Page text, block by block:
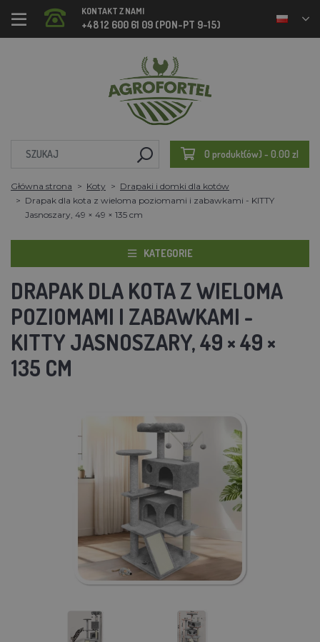
KONTAKT Z NAMI
+48 12 600 61 09 (PON-PT 9-15)
0 produkt(ów) - 0.00 zl
Główna strona Koty
Drapaki i domki dla kotów
Drapak dla kota z wieloma poziomami i zabawkami - KITTY
Jasnoszary, 49 × 49 × 135 cm
KATEGORIE
DRAPAK DLA KOTA Z WIELOMA
POZIOMAMI I ZABAWKAMI -
KITTY JASNOSZARY, 49 × 49 ×
135 CM